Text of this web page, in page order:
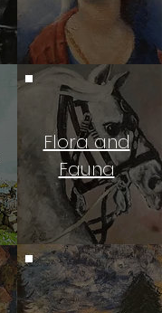
Flora and
Fauna